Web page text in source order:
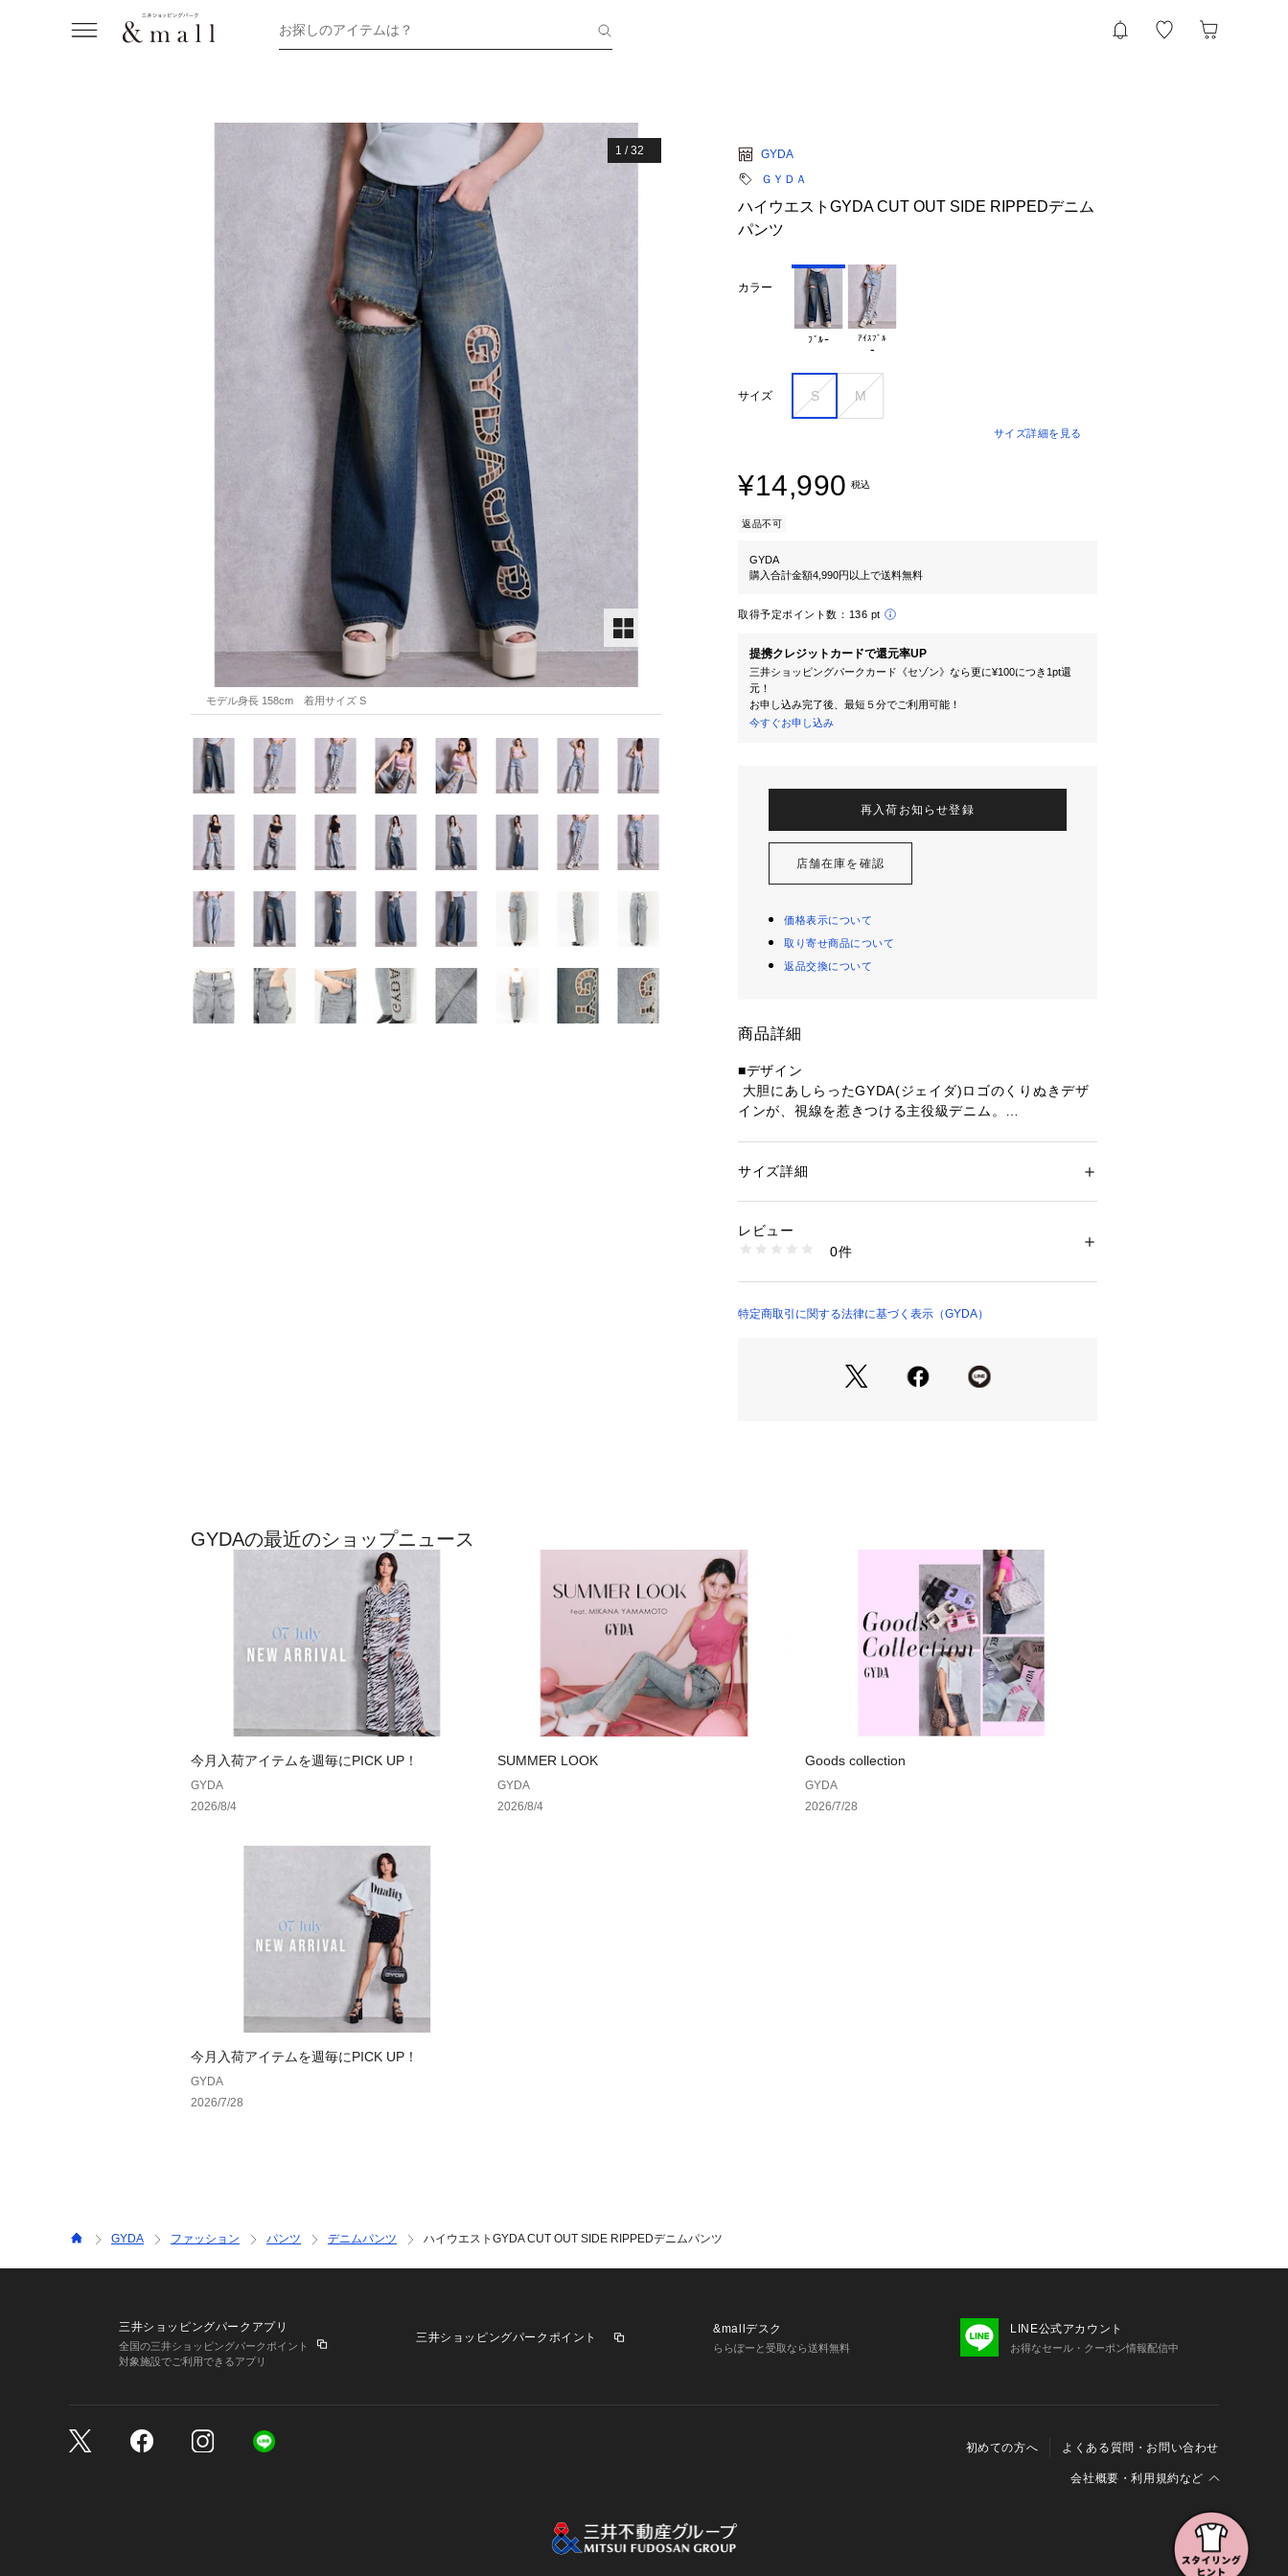
お探しのアイテムは？
1 /32
モデル身長 158cm　着用サイズ S
GYDA
ＧＹＤＡ
ハイウエストGYDA CUT OUT SIDE RIPPEDデニム
パンツ
カラー
ﾌﾞﾙｰ
ｱｲｽﾌﾞﾙ
サイズ S M
サイズ詳細を見る
¥14,990 税込
返品不可
GYDA
購入合計金額4,990円以上で送料無料
取得予定ポイント数： 136 pt
提携クレジットカードで還元率UP
三井ショッピングパークカード《セゾン》なら更に¥100につき1pt還
元！
お申し込み完了後、最短５分でご利用可能！
今すぐお申し込み
再入荷お知らせ登録
店舗在庫を確認
価格表示について
取り寄せ商品について
返品交換について
商品詳細
■デザイン
大胆にあしらったGYDA(ジェイダ)ロゴのくりぬきデザ
インが、視線を惹きつける主役級デニム。
ストレートシルエットでカジュアルさと、女性らしさを
脚のラインを縦長に見せる視覚効果は、美脚間違いなし
シンプルなトップス合わせでも一気にGYDAムードが完
振れる万能な1本です。
※着用画像はフラッシュの加減で実際の製品と色味等が
異なる場合がございますので、生地のズームアップ画像
をご確認ください。
※ご利用の端末画面の設定により実際の商品と色味が異
なる場合がございます。
【商品特徴】
透け感：なし
伸縮性：なし
生地の厚さ：普通
ポケット：あり(前/後)
性別：レディース
商品番号：
072632412001 （ショップ）
サイズ詳細
レビュー
0件
特定商取引に関する法律に基づく表示（GYDA）
GYDAの最近のショップニュース
今月入荷アイテムを週毎にPICK UP！
GYDA
2026/8/4
SUMMER LOOK
GYDA
2026/8/4
Goods collection
GYDA
2026/7/28
今月入荷アイテムを週毎にPICK UP！
GYDA
2026/7/28
GYDA ファッション パンツ デニムパンツ ハイウエストGYDA CUT OUT SIDE RIPPEDデニムパンツ
三井ショッピングパークアプリ
全国の三井ショッピングパークポイント
対象施設でご利用できるアプリ
三井ショッピングパークポイント
&mallデスク
ららぽーと受取なら送料無料
LINE公式アカウント
お得なセール・クーポン情報配信中
初めての方へ よくある質問・お問い合わせ
会社概要・利用規約など
特定商取引に関する法律に基づく表示
個人情報保護方針 個人情報の取り扱いについて
Cookieおよびアクセスログについて
三井不動産グループ ソーシャルメディアガイドライン